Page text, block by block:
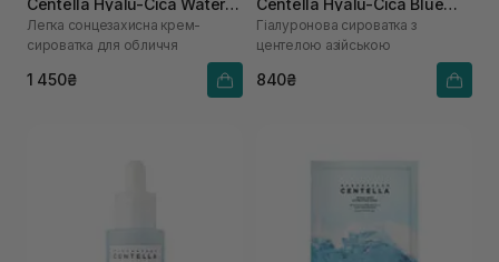
Centella Hyalu-Cica Water-
Fit Sun Serum SPF50+
PA++++ 100 мл
Легка сонцезахисна крем-
сироватка для обличчя
1 450₴
Centella Hyalu-Cica Blue
Serum 50 мл
Гіалуронова сироватка з
центелою азійською
840₴